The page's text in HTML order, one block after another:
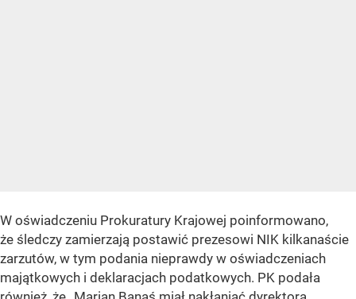
W oświadczeniu Prokuratury Krajowej poinformowano,
że śledczy zamierzają postawić prezesowi NIK kilkanaście
zarzutów, w tym podania nieprawdy w oświadczeniach
majątkowych i deklaracjach podatkowych. PK podała